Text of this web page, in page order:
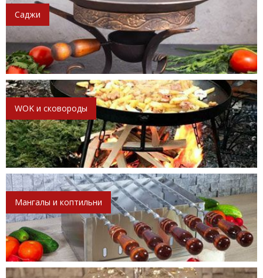
Саджи
WOK и сковороды
Мангалы и коптильни